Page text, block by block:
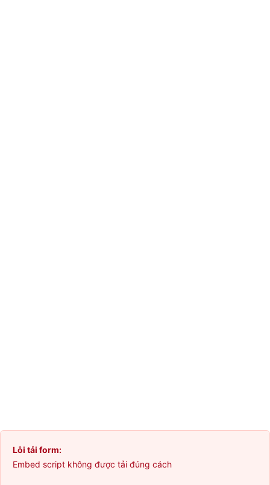
Lỗi tải form:
Embed script không được tải đúng cách